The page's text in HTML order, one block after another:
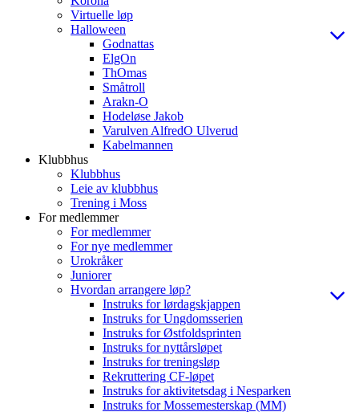
Virtuelle løp
Halloween
Godnattas
ElgOn
ThOmas
Småtroll
Arakn-O
Hodeløse Jakob
Varulven AlfredO Ulverud
Kabelmannen
Klubbhus
Klubbhus
Leie av klubbhus
Trening i Moss
For medlemmer
For medlemmer
For nye medlemmer
Urokråker
Juniorer
Hvordan arrangere løp?
Instruks for lørdagskjappen
Instruks for Ungdomsserien
Instruks for Østfoldsprinten
Instruks for nyttårsløpet
Instruks for treningsløp
Rekruttering CF-løpet
Instruks for aktivitetsdag i Nesparken
Instruks for Mossemesterskap (MM)